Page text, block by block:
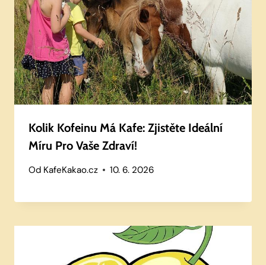
Kolik Kofeinu Má Kafe: Zjistěte Ideální
Míru Pro Vaše Zdraví!
Od KafeKakao.cz 10. 6. 2026